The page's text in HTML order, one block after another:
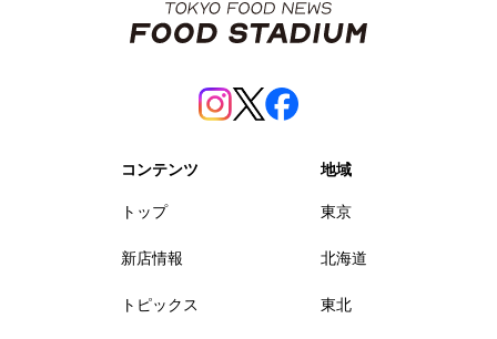
コンテンツ
トップ
新店情報
トピックス
地域
東京
北海道
東北